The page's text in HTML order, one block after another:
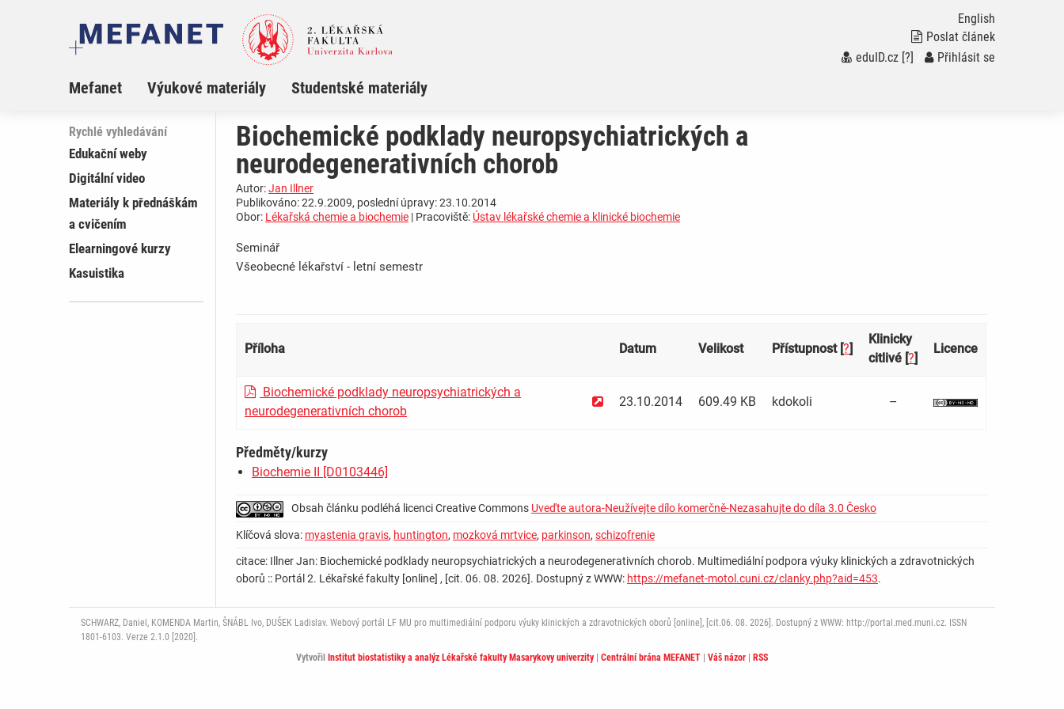
English
Poslat článek
eduID.cz [?] Přihlásit se
Mefanet Výukové materiály Studentské materiály
Rychlé vyhledávání
Edukační weby
Digitální video
Materiály k přednáškám
a cvičením
Elearningové kurzy
Kasuistika
Biochemické podklady neuropsychiatrických a
neurodegenerativních chorob
Autor:Jan Illner
Publikováno: 22.9.2009, poslední úpravy: 23.10.2014
Obor: Lékařská chemie a biochemie | Pracoviště: Ústav lékařské chemie a klinické biochemie
Seminář
Všeobecné lékařství - letní semestr
Příloha Datum Velikost Přístupnost [?]
Klinicky
citlivé [?]
Licence
Biochemické podklady neuropsychiatrických a
neurodegenerativních chorob
23.10.2014 609.49 KB kdokoli –
Předměty/kurzy
Biochemie II [D0103446]
Obsah článku podléhá licenci Creative Commons Uveďte autora-Neužívejte dílo komerčně-Nezasahujte do díla 3.0 Česko
Klíčová slova: myastenia gravis, huntington, mozková mrtvice, parkinson, schizofrenie
citace: Illner Jan: Biochemické podklady neuropsychiatrických a neurodegenerativních chorob. Multimediální podpora výuky klinických a zdravotnických
oborů :: Portál 2. Lékařské fakulty [online] , [cit. 06. 08. 2026]. Dostupný z WWW: https://mefanet-motol.cuni.cz/clanky.php?aid=453.
SCHWARZ, Daniel, KOMENDA Martin, ŠNÁBL Ivo, DUŠEK Ladislav. Webový portál LF MU pro multimediální podporu výuky klinických a zdravotnických oborů [online], [cit.06. 08. 2026]. Dostupný z WWW: http://portal.med.muni.cz. ISSN
1801-6103. Verze 2.1.0 [2020].
Vytvořil
Institut biostatistiky a analýz Lékařské fakulty Masarykovy univerzity| Centrální brána MEFANET Váš názor RSS